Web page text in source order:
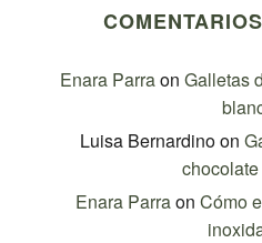
Enara Parraon Galletas
Luisa Bernardinoon
Enara Parraon Cómo